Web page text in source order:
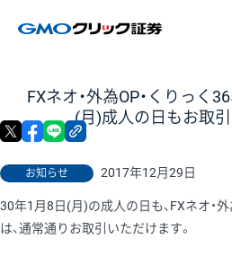
FXネオ・外為OP・くりっく
(月)成人の日もお取
お知らせ 2017年12月29日
X facebook
LINE
30年1月8日(月)の成人の日も、FXネオ・外
は、通常通りお取引いただけます。